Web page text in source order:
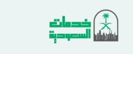
المحتوى